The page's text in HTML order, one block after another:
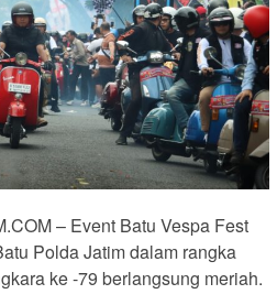
– Event Batu Vespa Fest
Polda Jatim dalam rangka
ke -79 berlangsung meriah.